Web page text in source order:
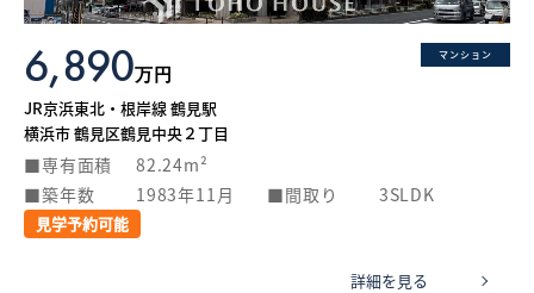
マンション
6,890万円
JR京浜東北・根岸線 鶴見駅
横浜市 鶴見区鶴見中央２丁目
専有面積
82.24m²
築年数
1983年11月 間取り 3SLDK
見学予約可能
詳細を見る